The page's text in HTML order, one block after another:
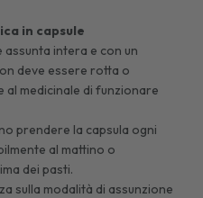
in capsule
assunta intera e con un
deve essere rotta o
al medicinale di funzionare
prendere la capsula ogni
al mattino o
dei pasti.
sulla modalità di assunzione